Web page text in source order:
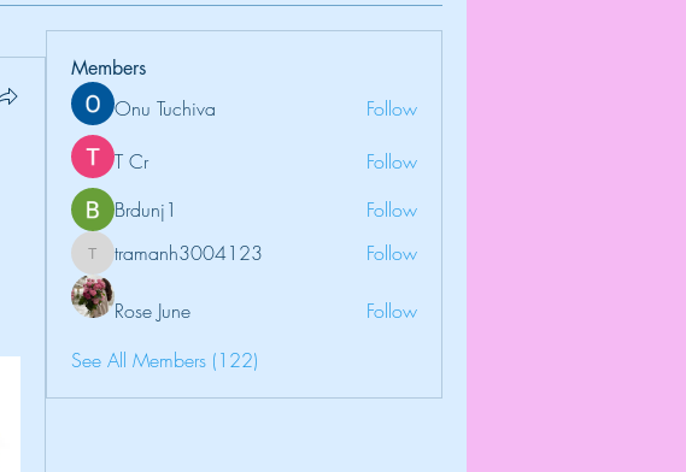
Members
Onu Tuchiva
Follow
T Cr
Follow
Brdunj1
Follow
tramanh3004123
tramanh3004123 Follow
Rose June
Follow
See All Members (122)